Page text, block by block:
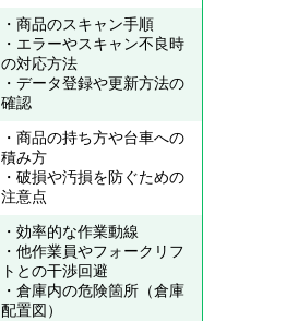
・商品のスキャン手順
・エラーやスキャン不良時
の対応方法
・データ登録や更新方法の
確認
・商品の持ち方や台車への
積み方
・破損や汚損を防ぐための
注意点
・効率的な作業動線
・他作業員やフォークリフ
トとの干渉回避
・倉庫内の危険箇所（倉庫
配置図）